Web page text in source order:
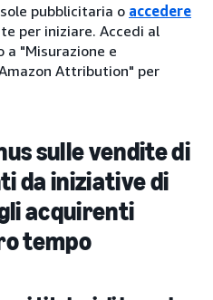
pubblicitaria o accedere
per iniziare. Accedi al
a "Misurazione e
Attribution" per
sulle vendite di
da iniziative di
acquirenti
tempo